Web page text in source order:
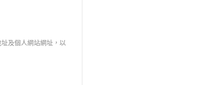
及個人網站網址，以